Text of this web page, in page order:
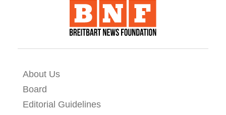
About Us
Board
Editorial Guidelines